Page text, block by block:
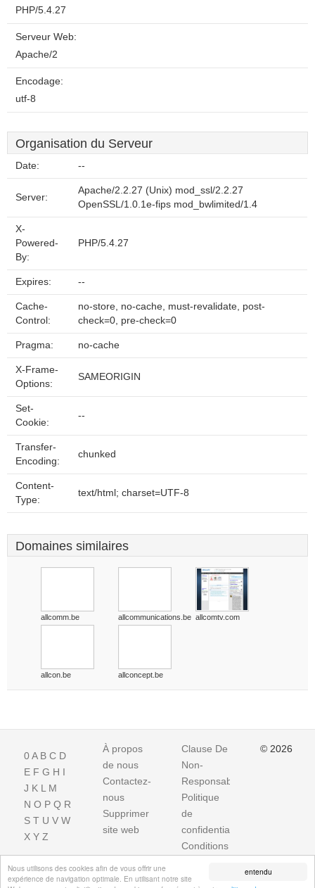
entendu
Nous utilisons des cookies afin de vous offrir une
expérience de navigation optimale. En utilisant notre site
PHP/5.4.27
Serveur Web:
Apache/2
Encodage:
utf-8
Organisation du Serveur
Date: --
Server:
Apache/2.2.27 (Unix) mod_ssl/2.2.27
OpenSSL/1.0.1e-fips mod_bwlimited/1.4
X-
Powered-
By:
PHP/5.4.27
Expires: --
Cache-
Control:
no-store, no-cache, must-revalidate, post-
check=0, pre-check=0
Pragma: no-cache
X-Frame-
Options:
SAMEORIGIN
Set-
Cookie:
--
Transfer-
Encoding:
chunked
Content-
Type:
text/html; charset=UTF-8
Domaines similaires
allcomm.be allcommunications.be allcomtv.com
allcon.be allconcept.be
0A B C D
E F G H I
J K L M
N O P Q R
S T U V W
X Y Z
À propos
de nous
Contactez-
nous
Supprimer
site web
Clause De
Non-
Responsabilite
Politique
de
confidentialité
Conditions
© 2026